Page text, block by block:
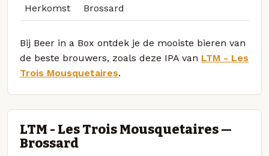
Herkomst Brossard
Bij Beer in a Box ontdek je de mooiste bieren van
de beste brouwers, zoals deze IPA van LTM - Les
Trois Mousquetaires.
LTM - Les Trois Mousquetaires —
Brossard